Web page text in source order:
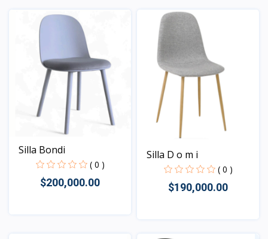
Silla Bondi
( 0 )
$200,000.00
Silla D o m i
( 0 )
$190,000.00